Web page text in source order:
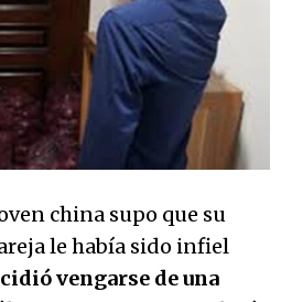
china supo que su
le había sido infiel
vengarse de una